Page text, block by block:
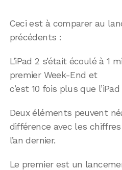
Ceci est à comparer au
précédents :
L’iPad 2 s’était écoulé à 1
premier Week-End et
c’est 10 fois plus que
Deux éléments peuvent
différence avec les
l’an dernier.
Le premier est un